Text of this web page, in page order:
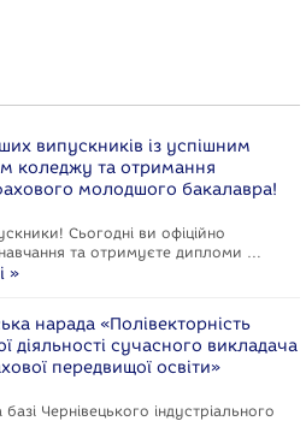
випускників із успішним
коледжу та отримання
молодшого бакалавра!
Сьогодні ви офіційно
та отримуєте дипломи …
»
нарада «Полівекторність
діяльності сучасного викладача
передвищої освіти»
Чернівецького індустріального